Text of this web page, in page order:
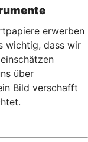
erwerben
wichtig, dass wir
über
Bild verschafft